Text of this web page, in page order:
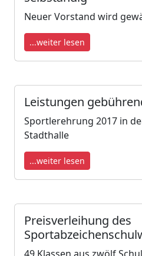
Neuer Vorstand wird
...weiter lesen
Leistungen
Sportlerehrung 2017 in
Stadthalle
...weiter lesen
Preisverleihung des